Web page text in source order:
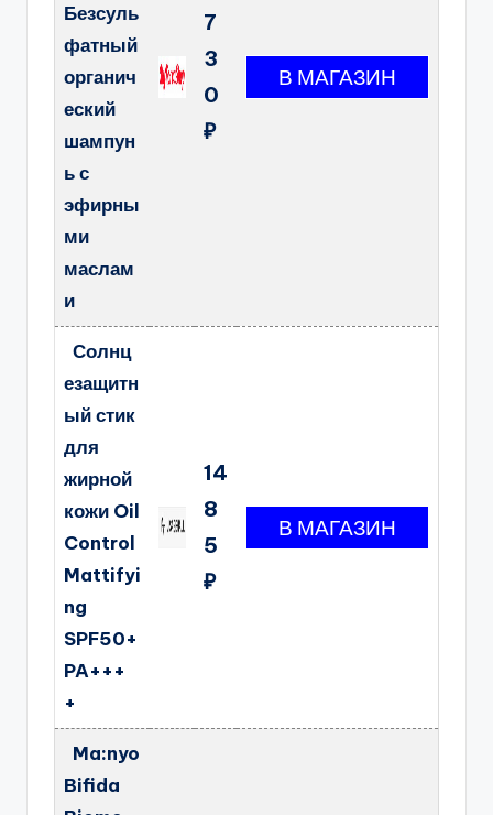
Безсуль
фатный
органич
еский
шампун
ь с
эфирны
ми
маслам
и
7
3
0
₽
Солнц
езащитн
ый стик
для
жирной
кожи Oil
Control
Mattifyi
ng
SPF50+
PA+++
+
14
8
5
₽
Ma:nyo
Bifida